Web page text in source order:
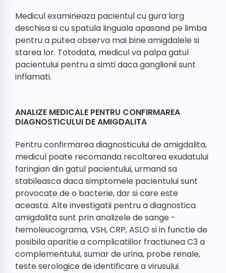
Medicul examineaza pacientul cu gura larg
deschisa si cu spatula linguala apasand pe limba
pentru a putea observa mai bine amigdalele si
starea lor. Totodata, medicul va palpa gatul
pacientului pentru a simti daca ganglionii sunt
inflamati.
ANALIZE MEDICALE PENTRU CONFIRMAREA
DIAGNOSTICULUI DE AMIGDALITA
Pentru confirmarea diagnosticului de amigdalita,
medicul poate recomanda recoltarea exudatului
faringian din gatul pacientului, urmand sa
stabileasca daca simptomele pacientului sunt
provocate de o bacterie, dar si care este
aceasta. Alte investigatii pentru a diagnostica
amigdalita sunt prin analizele de sange -
hemoleucograma, VSH, CRP, ASLO si in functie de
posibila aparitie a complicatiilor fractiunea C3 a
complementului, sumar de urina, probe renale,
teste serologice de identificare a virusului.